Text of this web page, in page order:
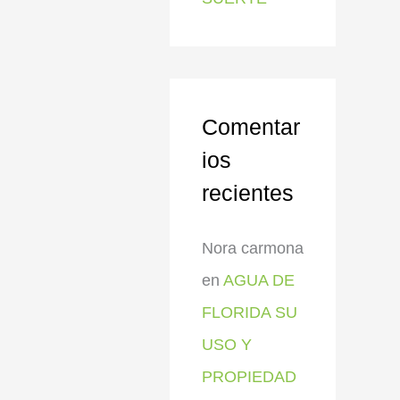
Comentar
ios
recientes
Nora carmona
en AGUA DE
FLORIDA SU
USO Y
PROPIEDAD